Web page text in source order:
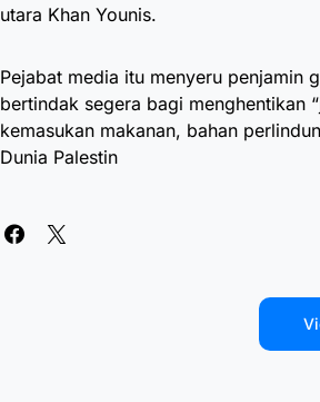
utara Khan Younis.
Pejabat media itu menyeru penjamin
bertindak segera bagi menghentikan
kemasukan makanan, bahan
Dunia Palestin